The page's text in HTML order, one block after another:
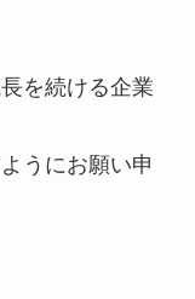
を続ける企業
うにお願い申